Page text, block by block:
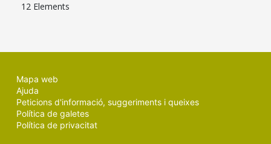
12 Elements
Mapa web
Ajuda
Peticions d'informació, suggeriments i queixes
Política de galetes
Política de privacitat